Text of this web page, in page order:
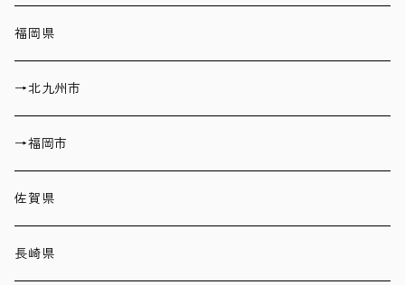
福岡県
→北九州市
→福岡市
佐賀県
長崎県